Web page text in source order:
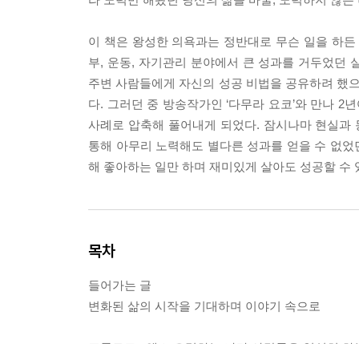
이 책은 왕성한 의욕과는 정반대로 무슨 일을 하
부, 운동, 자기관리 분야에서 큰 성과를 거두었던
주변 사람들에게 자신의 성공 비법을 공유하려 했
다. 그러던 중 방송작가인 ‘다무라 요코’와 만나 2
사례로 압축해 풀어내게 되었다. 잠시나마 현실
통해 아무리 노력해도 별다른 성과를 얻을 수 없
해 좋아하는 일만 하며 재미있게 살아도 성공할 수
목차
들어가는 글
변화된 삶의 시작을 기대하며 이야기 속으로